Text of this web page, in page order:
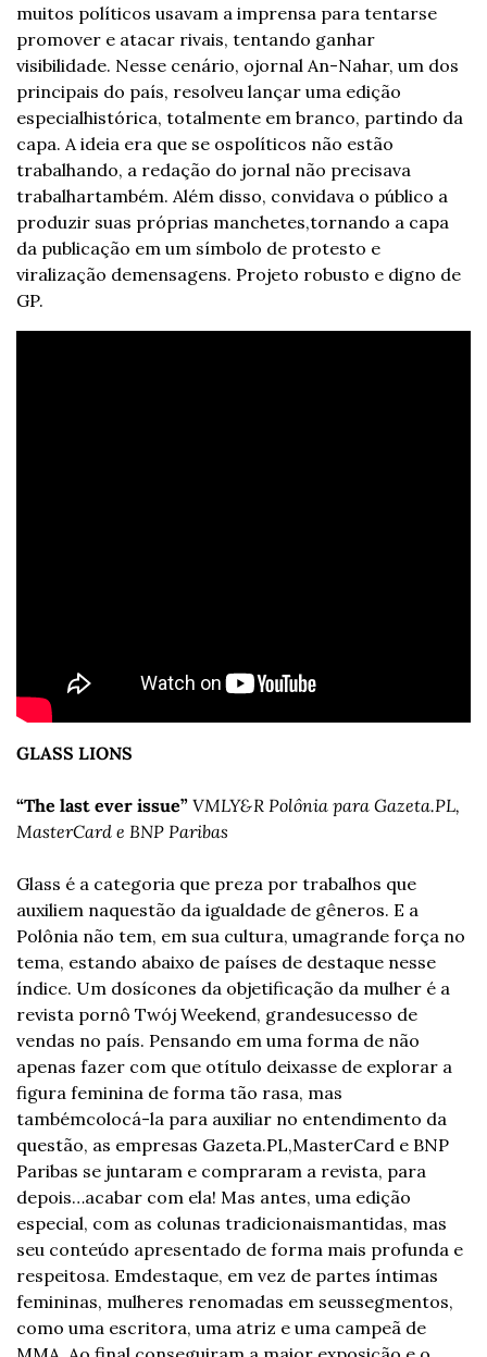
muitos políticos usavam a imprensa para tentarse
promover e atacar rivais, tentando ganhar
visibilidade. Nesse cenário, ojornal An-Nahar, um dos
principais do país, resolveu lançar uma edição
especialhistórica, totalmente em branco, partindo da
capa. A ideia era que se ospolíticos não estão
trabalhando, a redação do jornal não precisava
trabalhartambém. Além disso, convidava o público a
produzir suas próprias manchetes,tornando a capa
da publicação em um símbolo de protesto e
viralização demensagens. Projeto robusto e digno de
GP.
GLASS LIONS
“The last ever issue” VMLY&R Polônia para Gazeta.PL,
MasterCard e BNP Paribas
Glass é a categoria que preza por trabalhos que
auxiliem naquestão da igualdade de gêneros. E a
Polônia não tem, em sua cultura, umagrande força no
tema, estando abaixo de países de destaque nesse
índice. Um dosícones da objetificação da mulher é a
revista pornô Twój Weekend, grandesucesso de
vendas no país. Pensando em uma forma de não
apenas fazer com que otítulo deixasse de explorar a
figura feminina de forma tão rasa, mas
tambémcolocá-la para auxiliar no entendimento da
questão, as empresas Gazeta.PL,MasterCard e BNP
Paribas se juntaram e compraram a revista, para
depois…acabar com ela! Mas antes, uma edição
especial, com as colunas tradicionaismantidas, mas
seu conteúdo apresentado de forma mais profunda e
respeitosa. Emdestaque, em vez de partes íntimas
femininas, mulheres renomadas em seussegmentos,
como uma escritora, uma atriz e uma campeã de